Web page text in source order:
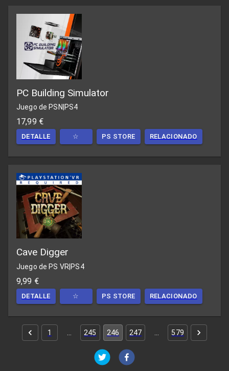
PC Building Simulator
Juego de PSN PS4
17,99 €
DETALLE ☆ PS STORE RELACIONADO
Cave Digger
Juego de PS VR PS4
9,99 €
DETALLE ☆ PS STORE RELACIONADO
1 245 246 247 579